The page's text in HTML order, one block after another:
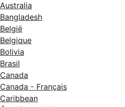
Australia
Bangladesh
België
Belgique
Bolivia
Brasil
Canada
Canada - Français
Caribbean